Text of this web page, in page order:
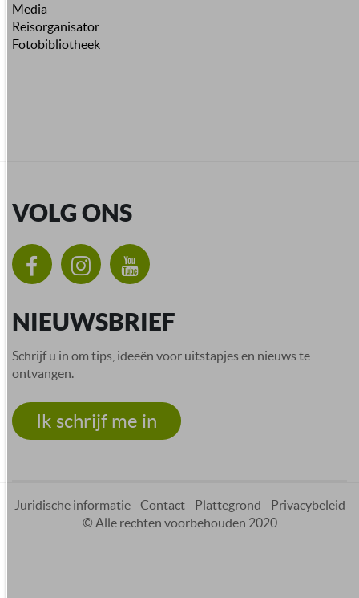
Media
Reisorganisator
Fotobibliotheek
VOLG ONS
NIEUWSBRIEF
Schrijf u in om tips, ideeën voor uitstapjes en nieuws te
ontvangen.
Ik schrijf me in
Juridische informatie - Contact - Plattegrond - Privacybeleid
© Alle rechten voorbehouden 2020